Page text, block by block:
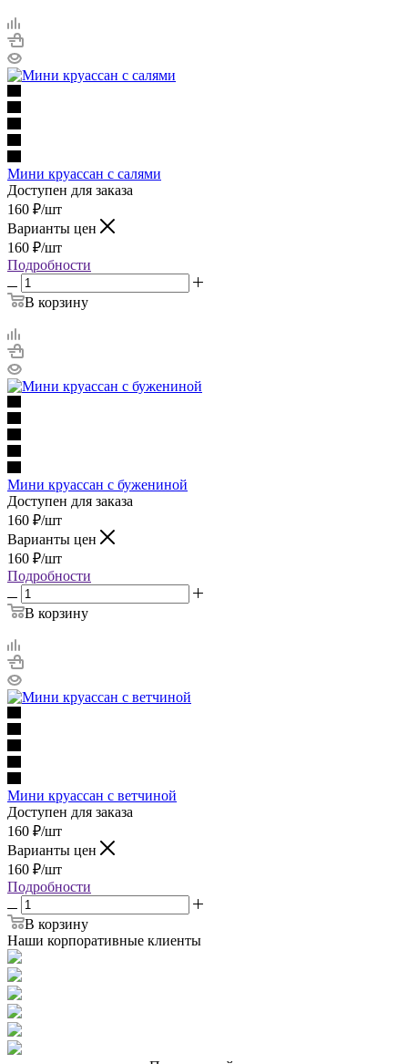
Мини круассан с салями
Доступен для заказа
160 ₽/шт
Варианты цен
160 ₽/шт
Подробности
В корзину
Мини круассан с бужениной
Доступен для заказа
160 ₽/шт
Варианты цен
160 ₽/шт
Подробности
В корзину
Мини круассан с ветчиной
Доступен для заказа
160 ₽/шт
Варианты цен
160 ₽/шт
Подробности
В корзину
Наши корпоративные клиенты